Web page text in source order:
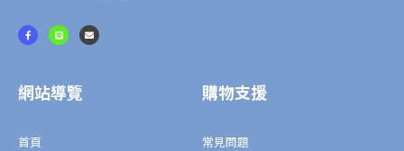
F
a
c
k
-
L
i
n
E
n
v
網站導覽
首頁
購物支援
常見問題